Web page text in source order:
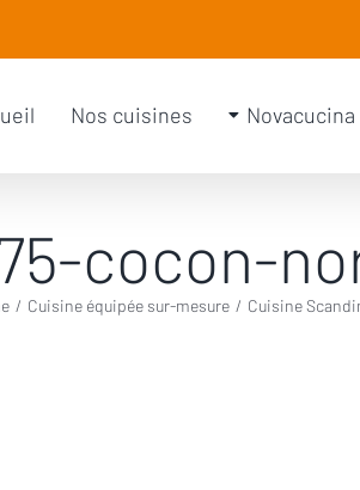
Nos cuisines Novacucina
cocon-
/ Cuisine équipée sur-mesure / Cuisine